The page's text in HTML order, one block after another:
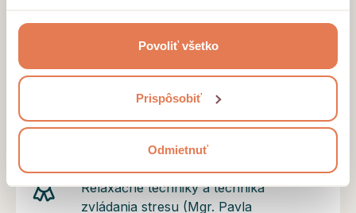
keď ste používali ich služby.
Povoliť všetko
Prispôsobiť
Odmietnuť
zameraním na komunikáciu a
aplikovanú psychoterapiu (Bc.) 2021
skupinovej psychoterapii (Mgr. Jakub
Zlámaný, Ph.D.) PVŠPS
Relaxačné techniky a technika
zvládania stresu (Mgr. Pavla